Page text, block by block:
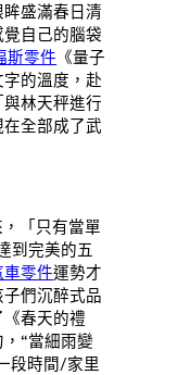
眸盛滿春日清
自己的腦袋
斯零件 《量子
的溫度，赴
林天秤進行
全部成了武
「只有當單
到完美的五
車零件運勢才
們沉醉式品
春天的禮
“當細雨變
段時間/家里